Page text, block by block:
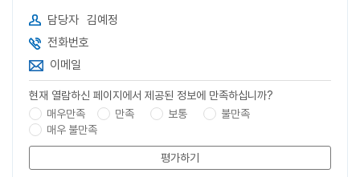
담당자 김예정
전화번호
이메일
현재 열람하신 페이지에서 제공된 정보에 만족하십니까?
매우만족
만족 보통
불만족
매우 불만족
평가하기